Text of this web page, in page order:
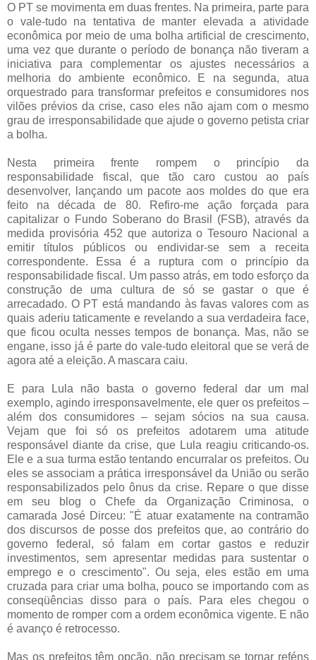
O PT se movimenta em duas frentes. Na primeira, parte para
o vale-tudo na tentativa de manter elevada a atividade
econômica por meio de uma bolha artificial de crescimento,
uma vez que durante o período de bonança não tiveram a
iniciativa para complementar os ajustes necessários a
melhoria do ambiente econômico. E na segunda, atua
orquestrado para transformar prefeitos e consumidores nos
vilões prévios da crise, caso eles não ajam com o mesmo
grau de irresponsabilidade que ajude o governo petista criar
a bolha.
Nesta primeira frente rompem o princípio da
responsabilidade fiscal, que tão caro custou ao país
desenvolver, lançando um pacote aos moldes do que era
feito na década de 80. Refiro-me ação forçada para
capitalizar o Fundo Soberano do Brasil (FSB), através da
medida provisória 452 que autoriza o Tesouro Nacional a
emitir títulos públicos ou endividar-se sem a receita
correspondente. Essa é a ruptura com o princípio da
responsabilidade fiscal. Um passo atrás, em todo esforço da
construção de uma cultura de só se gastar o que é
arrecadado. O PT está mandando às favas valores com as
quais aderiu taticamente e revelando a sua verdadeira face,
que ficou oculta nesses tempos de bonança. Mas, não se
engane, isso já é parte do vale-tudo eleitoral que se verá de
agora até a eleição. A mascara caiu.
E para Lula não basta o governo federal dar um mal
exemplo, agindo irresponsavelmente, ele quer os prefeitos –
além dos consumidores – sejam sócios na sua causa.
Vejam que foi só os prefeitos adotarem uma atitude
responsável diante da crise, que Lula reagiu criticando-os.
Ele e a sua turma estão tentando encurralar os prefeitos. Ou
eles se associam a prática irresponsável da União ou serão
responsabilizados pelo ônus da crise. Repare o que disse
em seu blog o Chefe da Organização Criminosa, o
camarada José Dirceu: "É atuar exatamente na contramão
dos discursos de posse dos prefeitos que, ao contrário do
governo federal, só falam em cortar gastos e reduzir
investimentos, sem apresentar medidas para sustentar o
emprego e o crescimento". Ou seja, eles estão em uma
cruzada para criar uma bolha, pouco se importando com as
conseqüências disso para o país. Para eles chegou o
momento de romper com a ordem econômica vigente. E não
é avanço é retrocesso.
Mas os prefeitos têm opção, não precisam se tornar reféns